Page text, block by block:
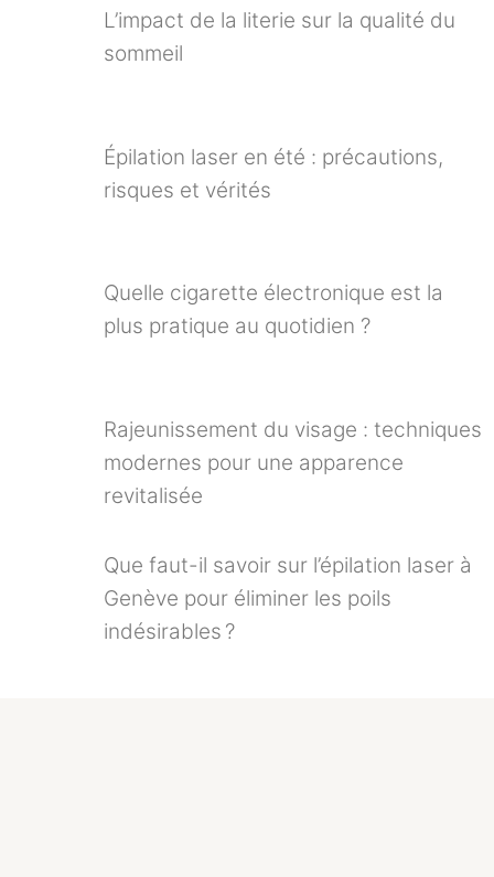
L’impact de la literie sur la qualité du
sommeil
Épilation laser en été : précautions,
risques et vérités
Quelle cigarette électronique est la
plus pratique au quotidien ?
Rajeunissement du visage : techniques
modernes pour une apparence
revitalisée
Que faut-il savoir sur l’épilation laser à
Genève pour éliminer les poils
indésirables ?